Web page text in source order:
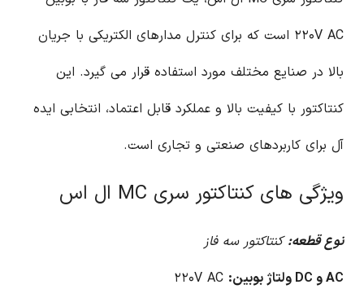
۲۲۰V AC است که برای کنترل مدارهای الکتریکی با جریان
بالا در صنایع مختلف مورد استفاده قرار می گیرد. این
کنتاکتور با کیفیت بالا و عملکرد قابل اعتماد، انتخابی ایده
آل برای کاربردهای صنعتی و تجاری است.
ویژگی های کنتاکتور سری MC ال اس
نوع قطعه:کنتاکتور سه فاز
AC و DC ولتاژ بوبین: